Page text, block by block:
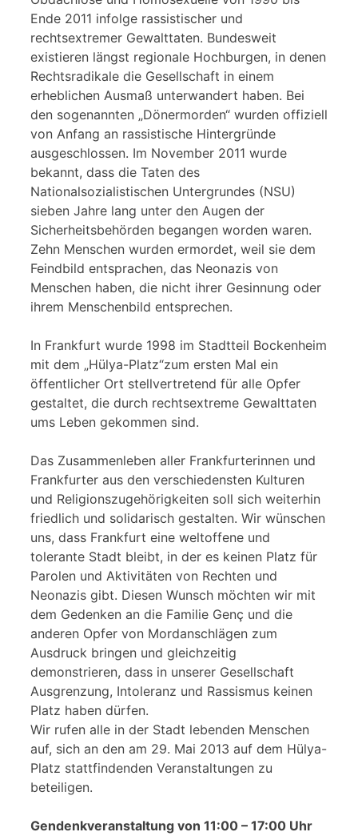
Ende 2011 infolge rassistischer und
rechtsextremer Gewalttaten. Bundesweit
existieren längst regionale Hochburgen, in denen
Rechtsradikale die Gesellschaft in einem
erheblichen Ausmaß unterwandert haben. Bei
den sogenannten „Dönermorden“ wurden offiziell
von Anfang an rassistische Hintergründe
ausgeschlossen. Im November 2011 wurde
bekannt, dass die Taten des
Nationalsozialistischen Untergrundes (NSU)
sieben Jahre lang unter den Augen der
Sicherheitsbehörden begangen worden waren.
Zehn Menschen wurden ermordet, weil sie dem
Feindbild entsprachen, das Neonazis von
Menschen haben, die nicht ihrer Gesinnung oder
ihrem Menschenbild entsprechen.
In Frankfurt wurde 1998 im Stadtteil Bockenheim
mit dem „Hülya-Platz“zum ersten Mal ein
öffentlicher Ort stellvertretend für alle Opfer
gestaltet, die durch rechtsextreme Gewalttaten
ums Leben gekommen sind.
Das Zusammenleben aller Frankfurterinnen und
Frankfurter aus den verschiedensten Kulturen
und Religionszugehörigkeiten soll sich weiterhin
friedlich und solidarisch gestalten. Wir wünschen
uns, dass Frankfurt eine weltoffene und
tolerante Stadt bleibt, in der es keinen Platz für
Parolen und Aktivitäten von Rechten und
Neonazis gibt. Diesen Wunsch möchten wir mit
dem Gedenken an die Familie Genç und die
anderen Opfer von Mordanschlägen zum
Ausdruck bringen und gleichzeitig
demonstrieren, dass in unserer Gesellschaft
Ausgrenzung, Intoleranz und Rassismus keinen
Platz haben dürfen.
Wir rufen alle in der Stadt lebenden Menschen
auf, sich an den am 29. Mai 2013 auf dem Hülya-
Platz stattfindenden Veranstaltungen zu
beteiligen.
Gendenkveranstaltung von 11:00 – 17:00 Uhr